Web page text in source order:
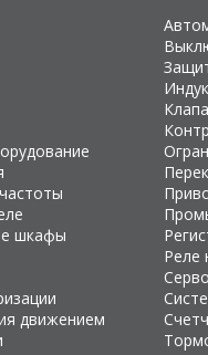
шкафы
Реле
движением